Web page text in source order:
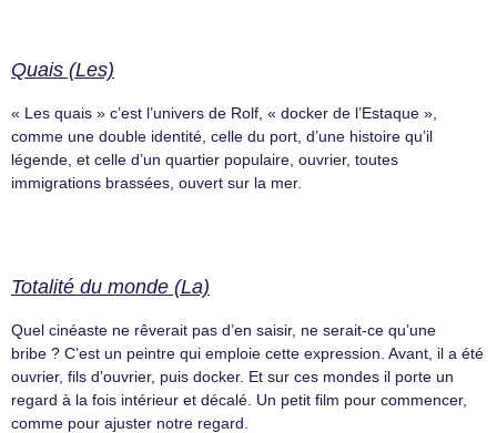
Quais (Les)
« Les quais » c’est l’univers de Rolf, « docker de l’Estaque »,
comme une double identité, celle du port, d’une histoire qu’il
légende, et celle d’un quartier populaire, ouvrier, toutes
immigrations brassées, ouvert sur la mer.
Totalité du monde (La)
Quel cinéaste ne rêverait pas d’en saisir, ne serait-ce qu’une
bribe ? C’est un peintre qui emploie cette expression. Avant, il a été
ouvrier, fils d’ouvrier, puis docker. Et sur ces mondes il porte un
regard à la fois intérieur et décalé. Un petit film pour commencer,
comme pour ajuster notre regard.